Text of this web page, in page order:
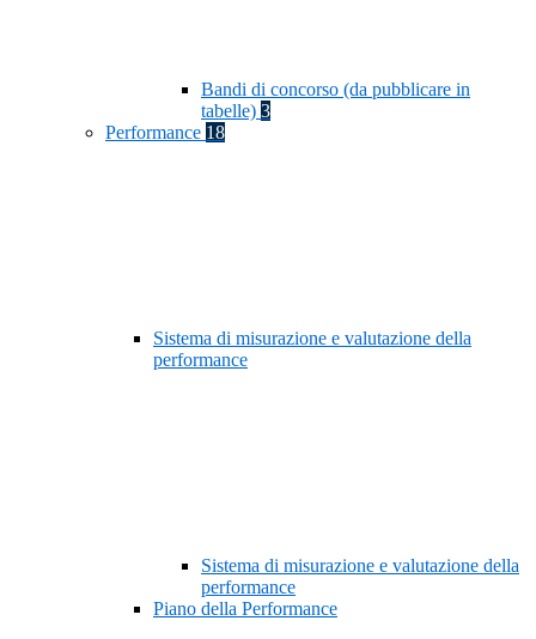
Bandi di concorso (da pubblicare in
tabelle) 3
Performance 18
Sistema di misurazione e valutazione della
performance
Sistema di misurazione e valutazione della
performance
Piano della Performance